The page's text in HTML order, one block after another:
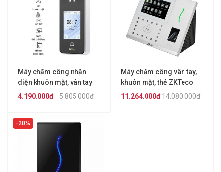
Máy chấm công nhận
diện khuôn mặt, vân tay
ZKTECO Speedface-V3L
5.805.000đ
4.190.000đ
Máy chấm công vân tay,
khuôn mặt, thẻ ZKTeco
G3
14.080.000đ
11.264.000đ
20%